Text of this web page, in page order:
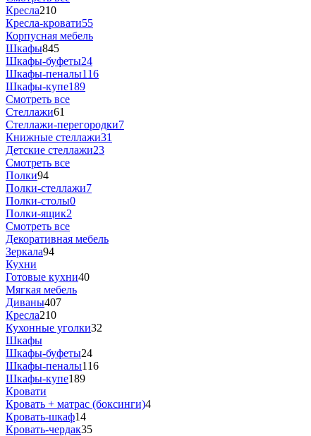
Кресла210
Кресла-кровати55
Корпусная мебель
Шкафы845
Шкафы-буфеты24
Шкафы-пеналы116
Шкафы-купе189
Смотреть все
Стеллажи61
Стеллажи-перегородки7
Книжные стеллажи31
Детские стеллажи23
Смотреть все
Полки94
Полки-стеллажи7
Полки-столы0
Полки-ящик2
Смотреть все
Декоративная мебель
Зеркала94
Кухни
Готовые кухни40
Мягкая мебель
Диваны407
Кресла210
Кухонные уголки32
Шкафы
Шкафы-буфеты24
Шкафы-пеналы116
Шкафы-купе189
Кровати
Кровать + матрас (боксинги)4
Кровать-шкаф14
Кровать-чердак35